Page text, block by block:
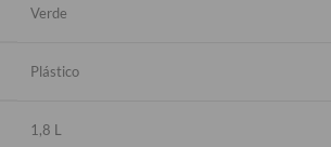
Verde
Plástico
1,8 L